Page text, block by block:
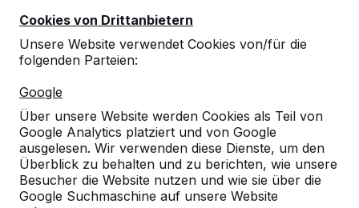
Cookies von Drittanbietern
Unsere Website verwendet Cookies von/für die
folgenden Parteien:
Google
Über unsere Website werden Cookies als Teil von
Google Analytics platziert und von Google
ausgelesen. Wir verwenden diese Dienste, um den
Überblick zu behalten und zu berichten, wie unsere
Besucher die Website nutzen und wie sie über die
Google Suchmaschine auf unsere Website
Referenzen
Unsere Produkte finden Sie in ganz Europa
und darüber hinaus. Sehen Sie hier, wo Sie
ein HeBlad-Produkt in Ihrer Nähe finden.
Produkt